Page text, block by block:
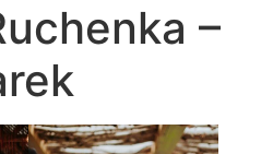
–